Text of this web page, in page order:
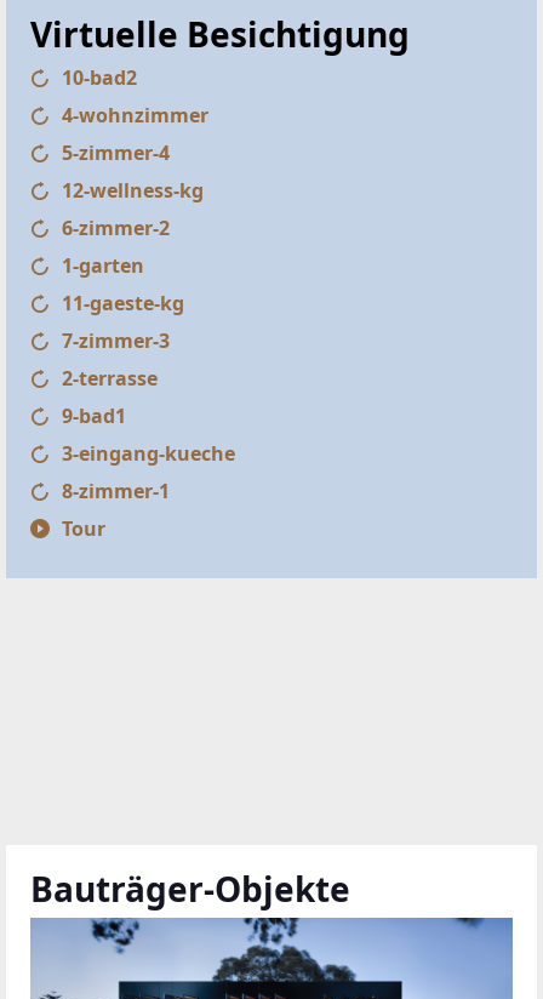
Virtuelle Besichtigung
10-bad2
4-wohnzimmer
5-zimmer-4
12-wellness-kg
6-zimmer-2
1-garten
11-gaeste-kg
7-zimmer-3
2-terrasse
9-bad1
3-eingang-kueche
8-zimmer-1
Tour
Bauträger-Objekte